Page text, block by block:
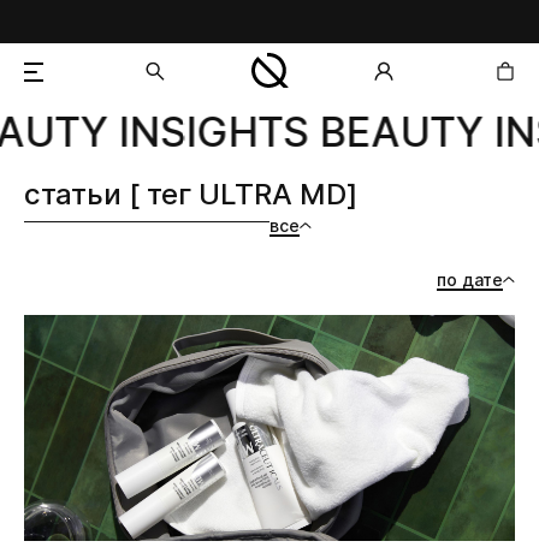
добавлен в корзину
INSIGHTS BEAUTY
все
статьи [ тег ULTRA MD]
по дате